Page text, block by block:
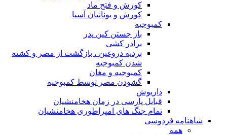
کورش و فتح ماد
کورش و یونانیان آسیا
کمبوجیه
باز جستن کین پدر
برادر کشی
بردیه دروغین ، بازگشت از مصر و کشته
شدن کمبوجیه
کمبوجیه و مغان
گشودن مصر توسط کمبوجیه
داریوش
قبایل پارسی در زمان هخامنشیان
تمام جنگ های امپراطوری هخامنشیان
شاهنامه فردوسی
همه